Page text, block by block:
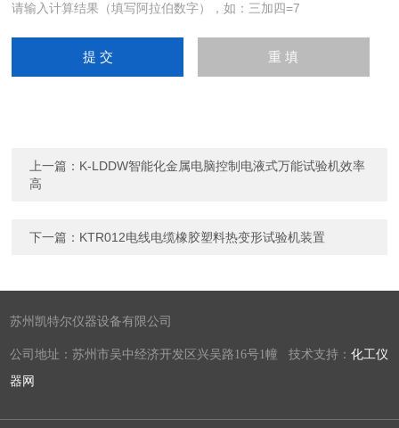
请输入计算结果（填写阿拉伯数字），如：三加四=7
上一篇： K-LDDW智能化金属电脑控制电液式万能试验机效率
高
下一篇： KTR012电线电缆橡胶塑料热变形试验机装置
苏州凯特尔仪器设备有限公司
公司地址：苏州市吴中经济开发区兴吴路16号1幢 技术支持：化工仪
器网